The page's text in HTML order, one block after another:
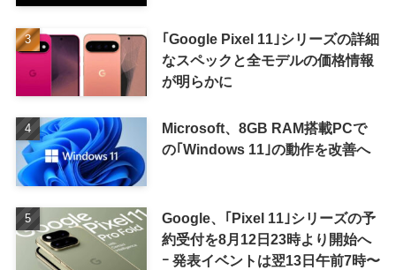
｢Google Pixel 11｣シリーズの詳細
なスペックと全モデルの価格情報
が明らかに
Microsoft、8GB RAM搭載PCで
の｢Windows 11｣の動作を改善へ
Google、｢Pixel 11｣シリーズの予
約受付を8月12日23時より開始へ
ｰ 発表イベントは翌13日午前7時〜